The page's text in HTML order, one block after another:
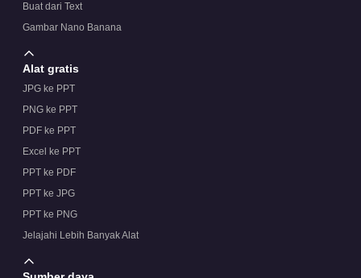
Buat dari Text
Gambar Nano Banana
Alat gratis
JPG ke PPT
PNG ke PPT
PDF ke PPT
Excel ke PPT
PPT ke PDF
PPT ke JPG
PPT ke PNG
Jelajahi Lebih Banyak Alat